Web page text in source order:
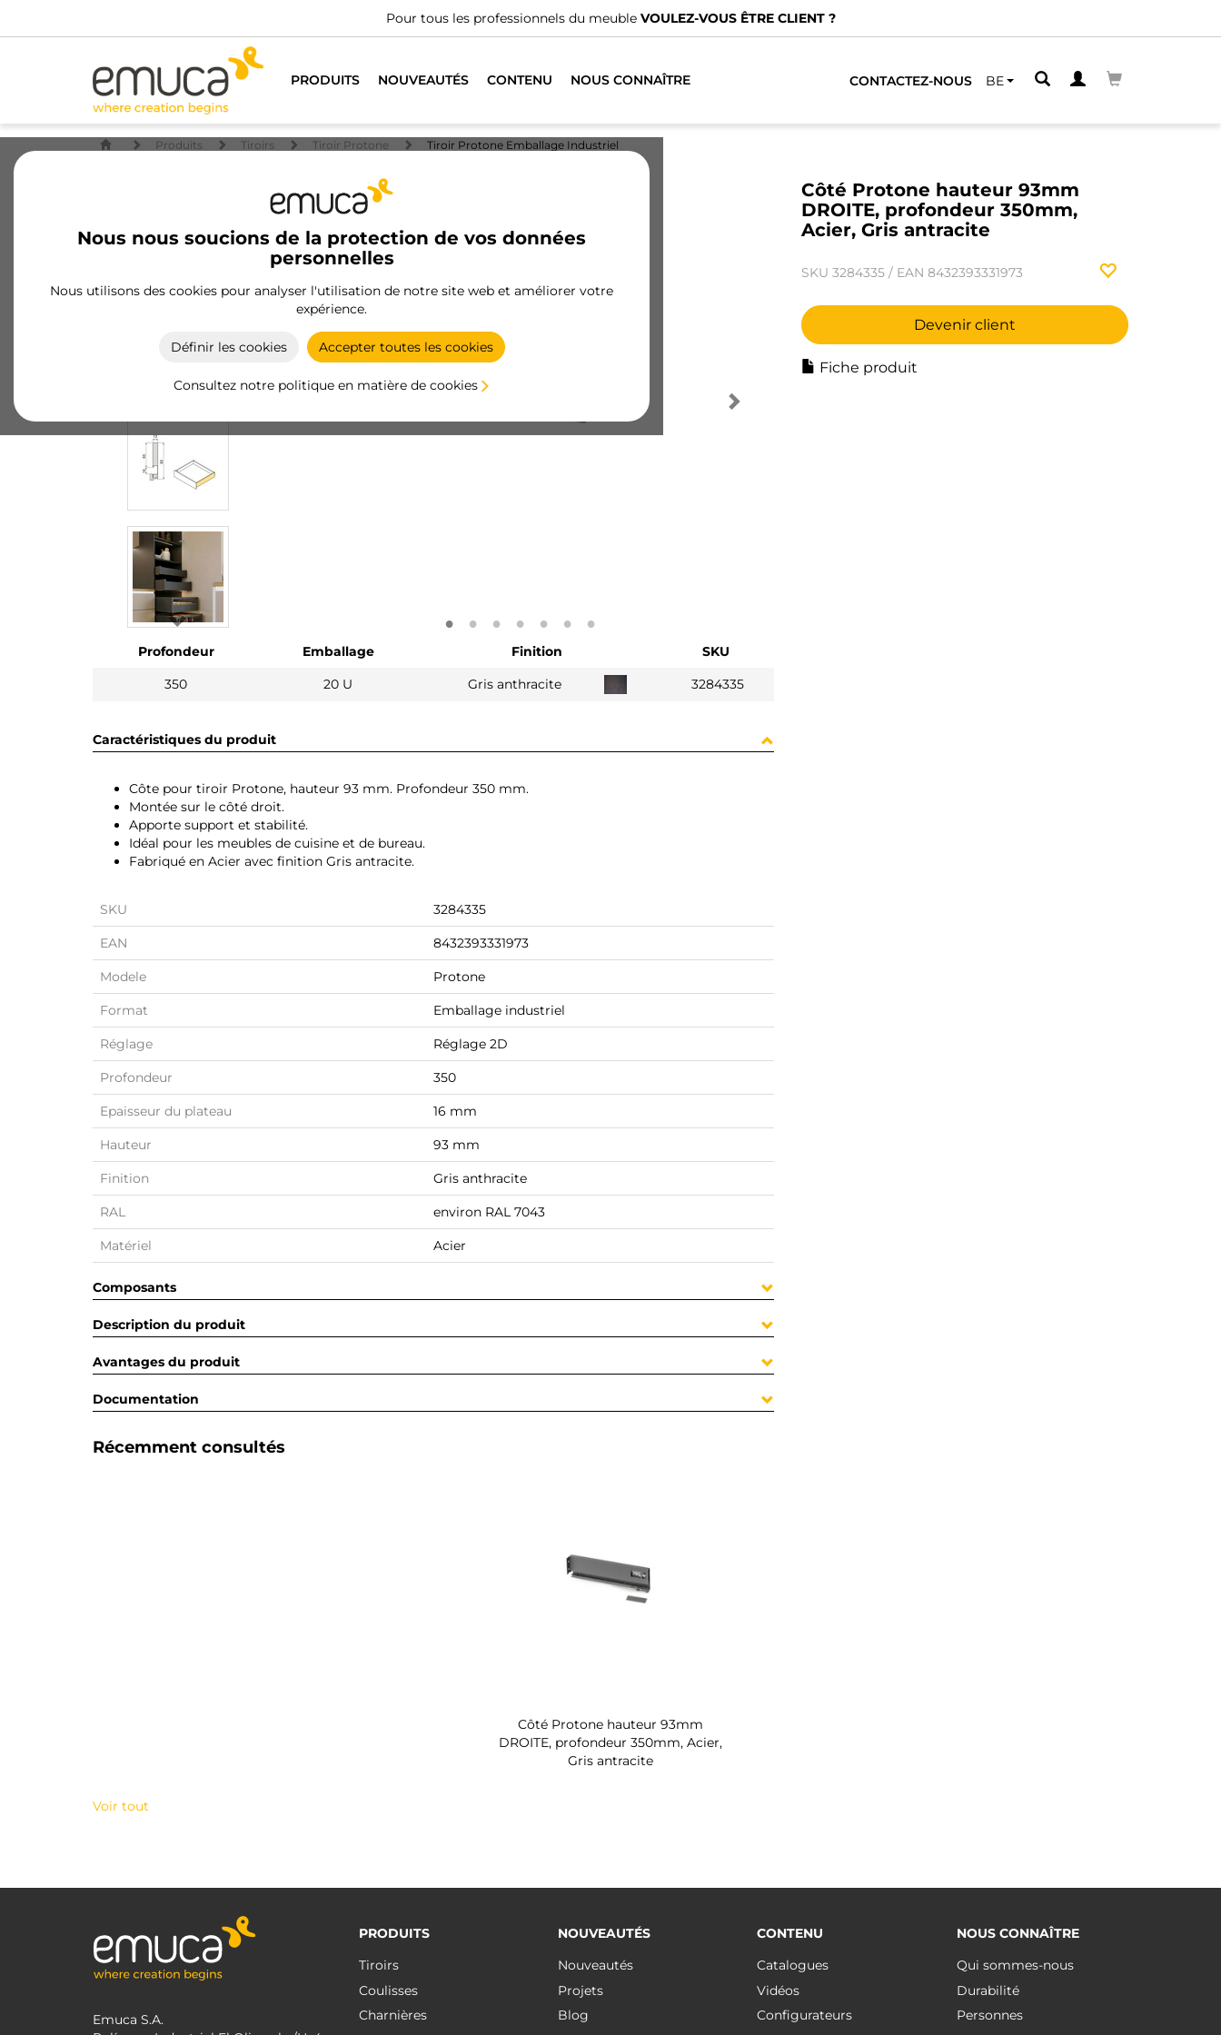
Pour tous les professionnels du meuble VOULEZ-VOUS ÊTRE CLIENT ?
PRODUITS NOUVEAUTÉS CONTENU NOUS CONNAÎTRE CONTACTEZ-NOUS BE
Nous nous soucions de la protection de vos données
personnelles
Nous utilisons des cookies pour analyser l'utilisation de notre site web et améliorer votre
expérience.
Définir les cookies Accepter toutes les cookies
Consultez notre politique en matière de cookies
Produits Tiroirs Tiroir Protone Tiroir Protone Emballage Industriel
Côté Protone hauteur 93mm
DROITE, profondeur 350mm,
Acier, Gris antracite
SKU 3284335 / EAN 8432393331973
Devenir client
Fiche produit
Profondeur Emballage Finition
SKU
350
20 U Gris anthracite 3284335
Caractéristiques du produit
Côte pour tiroir Protone, hauteur 93 mm. Profondeur 350 mm.
Montée sur le côté droit.
Apporte support et stabilité.
Idéal pour les meubles de cuisine et de bureau.
Fabriqué en Acier avec finition Gris antracite.
SKU 3284335
EAN 8432393331973
Modele Protone
Format Emballage industriel
Réglage Réglage 2D
Profondeur 350
Epaisseur du plateau 16 mm
Hauteur 93 mm
Finition Gris anthracite
RAL environ RAL 7043
Matériel Acier
Composants
Description du produit
Avantages du produit
Documentation
Récemment consultés
Côté Protone hauteur 93mm
DROITE, profondeur 350mm, Acier,
Gris antracite
Voir tout
Emuca S.A.
PRODUITS
Tiroirs
Coulisses
Charnières
NOUVEAUTÉS
Nouveautés
Projets
Blog
CONTENU
Catalogues
Vidéos
Configurateurs
NOUS CONNAÎTRE
Qui sommes-nous
Durabilité
Personnes